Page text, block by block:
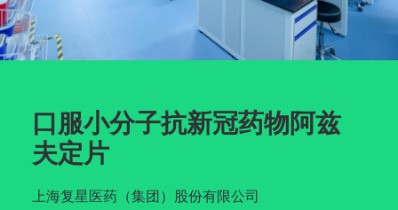
口服小分子抗新冠药物阿兹
夫定片
上海复星医药（集团）股份有限公司